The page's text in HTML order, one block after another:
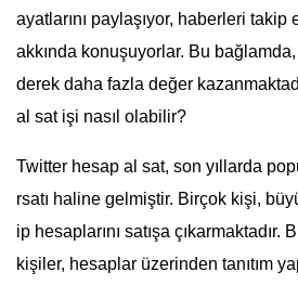
ayatlarını paylaşıyor, haberleri takip
akkında konuşuyorlar. Bu
derek daha fazla değer
al sat işi nasıl olabilir?
Twitter hesap al sat, son yıllarda
rsatı haline gelmiştir. Birçok kişi,
ip hesaplarını satışa çıkarmaktadır.
kişiler, hesaplar üzerinden tanıtım